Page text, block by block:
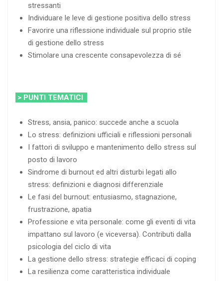
stressanti
Individuare le leve di gestione positiva dello stress
Favorire una riflessione individuale sul proprio stile
di gestione dello stress
Stimolare una crescente consapevolezza di sé
> PUNTI TEMATICI
Stress, ansia, panico: succede anche a scuola
Lo stress: definizioni ufficiali e riflessioni personali
I fattori di sviluppo e mantenimento dello stress sul
posto di lavoro
Sindrome di burnout ed altri disturbi legati allo
stress: definizioni e diagnosi differenziale
Le fasi del burnout: entusiasmo, stagnazione,
frustrazione, apatia
Professione e vita personale: come gli eventi di vita
impattano sul lavoro (e viceversa). Contributi dalla
psicologia del ciclo di vita
La gestione dello stress: strategie efficaci di coping
La resilienza come caratteristica individuale